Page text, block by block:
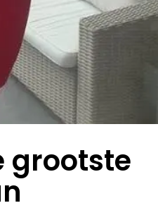
grootste